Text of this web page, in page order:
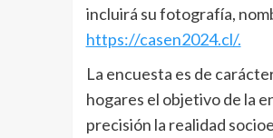
incluirá su fotografía,
https://casen2024.cl/.
La encuesta es de
hogares el objetivo de la
precisión la realidad